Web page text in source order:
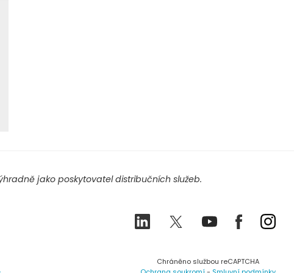
jako poskytovatel distribučních služeb.
LinkedIn TwitterYoutubeFacebook
Chráněno službou reCAPTCHA